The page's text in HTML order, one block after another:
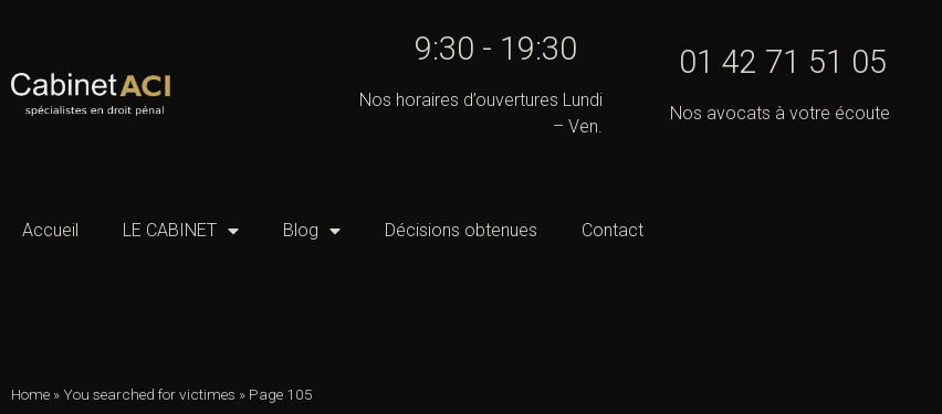
9:30 - 19:30
Nos horaires d’ouvertures Lundi
– Ven.
01 42 71 51 05
Nos avocats à votre écoute
Accueil LE CABINET Blog Décisions obtenues Contact
Home »You searched for victimes » Page 105